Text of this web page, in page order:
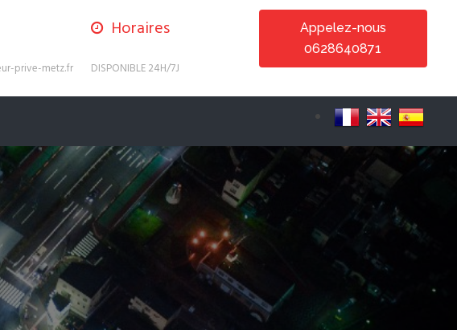
prive-metz.fr
Horaires
DISPONIBLE 24H/7J
Appelez-nous
0628640871